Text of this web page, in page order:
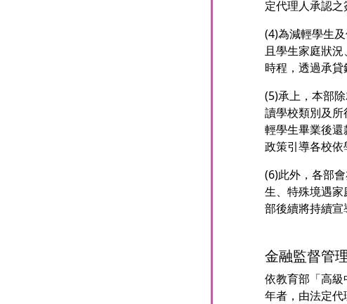
定代理人承認之
(4)為減輕學生
且學生家庭狀
時程，透過承貸
(5)承上，本部
讀學校類別及
輕學生畢業後
政策引導各校依
(6)此外，各部
生、特殊境遇
部後續將持續宣
金融監督管
依教育部「高
年者，由法定